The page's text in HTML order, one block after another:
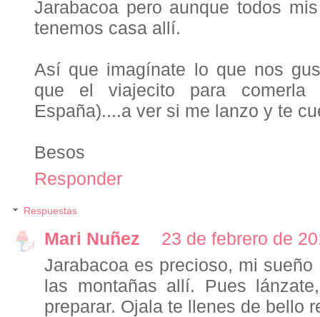
Jarabacoa pero aunque todos
tenemos casa allí.
Así que imagínate lo que nos
que el viajecito para comerla
España)....a ver si me lanzo y te
Besos
Responder
Respuestas
Mari Nuñez
23 de febrero de
Jarabacoa es precioso, mi
las montañas allí. Pues
preparar. Ojala te llenes de bello